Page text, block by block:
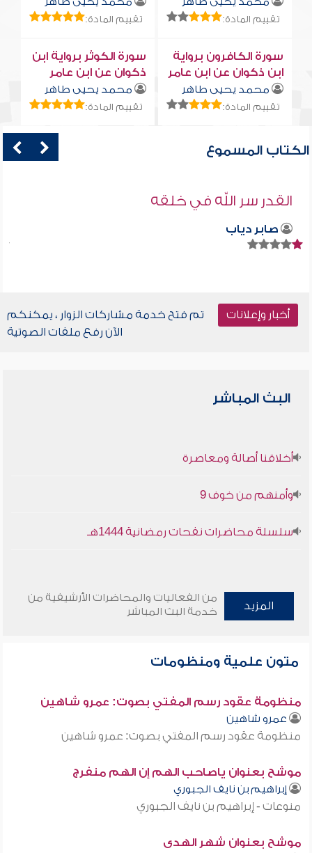
تقييم المادة: تقييم المادة:
سورة الكافرون برواية
ابن ذكوان عن ابن عامر
محمد يحيى طاهر
تقييم المادة:
سورة الكوثر برواية ابن
ذكوان عن ابن عامر
محمد يحيى طاهر
تقييم المادة:
الكتاب المسموع
القدر سر الله في خلقه
صابر دياب
أخبار وإعلانات
تم فتح خدمة مشاركات الزوار ، يمكنكم
الآن رفع ملفات الصوتية
البث المباشر
أخلاقنا أصالة ومعاصرة
وأمنهم من خوف 9
سلسلة محاضرات نفحات رمضانية 1444هـ
المزيد
من الفعاليات والمحاضرات الأرشيفية من
خدمة البث المباشر
متون علمية ومنظومات
منظومة عقود رسم المفتي بصوت: عمرو شاهين
عمرو شاهين
منظومة عقود رسم المفتي بصوت: عمرو شاهين
موشح بعنوان ياصاحب الهم إن الهم منفرج
إبراهيم بن نايف الجبوري
منوعات - إبراهيم بن نايف الجبوري
موشح بعنوان شهر الهدى